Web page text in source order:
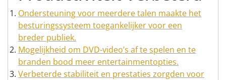
Ondersteuning voor meerdere talen maakte het
besturingssysteem toegankelijker voor een
breder publiek.
Mogelijkheid om DVD-video’s af te spelen en te
branden bood meer entertainmentopties.
Verbeterde stabiliteit en prestaties zorgden voor